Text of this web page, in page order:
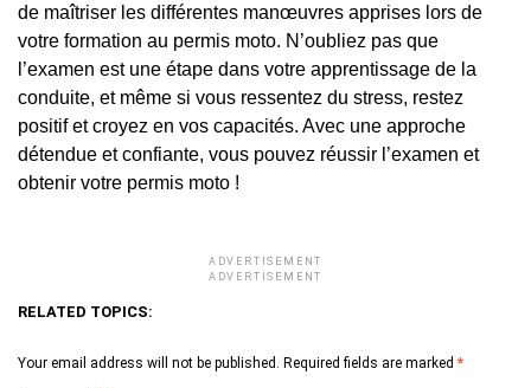
de maîtriser les différentes manœuvres apprises lors de
votre formation au permis moto. N’oubliez pas que
l’examen est une étape dans votre apprentissage de la
conduite, et même si vous ressentez du stress, restez
positif et croyez en vos capacités. Avec une approche
détendue et confiante, vous pouvez réussir l’examen et
obtenir votre permis moto !
ADVERTISEMENT
ADVERTISEMENT
RELATED TOPICS:
Your email address will not be published. Required fields are marked *